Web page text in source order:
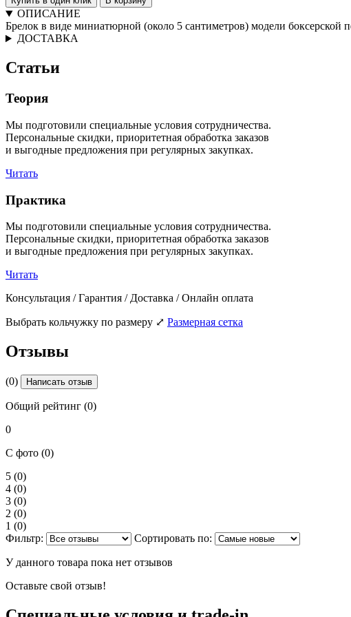
ОПИСАНИЕ
Брелок в виде миниатюрной (около 5 сантиметров) модели
ДОСТАВКА
Статьи
Теория
Мы подготовили специальные условия сотрудничества.
Персональные скидки, приоритетная обработка заказов
и выгодные предложения при регулярных закупках.
Читать
Практика
Мы подготовили специальные условия сотрудничества.
Персональные скидки, приоритетная обработка заказов
и выгодные предложения при регулярных закупках.
Читать
Консультация / Гарантия / Доставка / Онлайн оплата
Выбрать кольчужку по размеру ⤢ Размерная сетка
Отзывы
(0) Написать отзыв
Общий рейтинг (0)
0
С фото (0)
5 (0)
4 (0)
3 (0)
2 (0)
1 (0)
Фильтр:
Сортировать по:
У данного товара пока нет отзывов
Оставьте свой отзыв!